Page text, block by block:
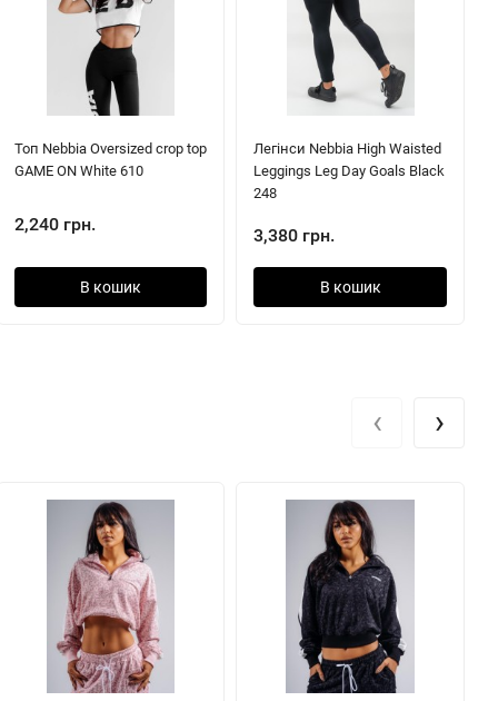
Топ Nebbia Oversized crop top
GAME ON White 610
2,240 грн.
В кошик
Легінси Nebbia High Waisted
Leggings Leg Day Goals Black
248
3,380 грн.
В кошик
‹ ›